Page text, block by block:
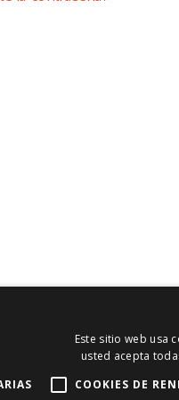
Todos los derechos
Este sitio web usa
usted acepta
COOKIES DE